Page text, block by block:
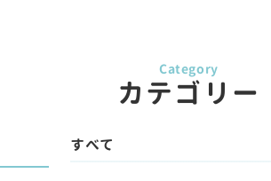
カテゴリー
すべて